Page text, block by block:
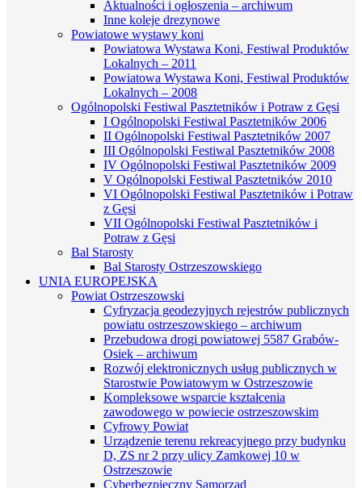
Aktualności i ogłoszenia – archiwum
Inne koleje drezynowe
Powiatowe wystawy koni
Powiatowa Wystawa Koni, Festiwal Produktów
Lokalnych – 2011
Powiatowa Wystawa Koni, Festiwal Produktów
Lokalnych – 2008
Ogólnopolski Festiwal Pasztetników i Potraw z Gęsi
I Ogólnopolski Festiwal Pasztetników 2006
II Ogólnopolski Festiwal Pasztetników 2007
III Ogólnopolski Festiwal Pasztetników 2008
IV Ogólnopolski Festiwal Pasztetników 2009
V Ogólnopolski Festiwal Pasztetników 2010
VI Ogólnopolski Festiwal Pasztetników i Potraw
z Gęsi
VII Ogólnopolski Festiwal Pasztetników i
Potraw z Gęsi
Bal Starosty
Bal Starosty Ostrzeszowskiego
UNIA EUROPEJSKA
Powiat Ostrzeszowski
Cyfryzacja geodezyjnych rejestrów publicznych
powiatu ostrzeszowskiego – archiwum
Przebudowa drogi powiatowej 5587 Grabów-
Osiek – archiwum
Rozwój elektronicznych usług publicznych w
Starostwie Powiatowym w Ostrzeszowie
Kompleksowe wsparcie kształcenia
zawodowego w powiecie ostrzeszowskim
Cyfrowy Powiat
Urządzenie terenu rekreacyjnego przy budynku
D, ZS nr 2 przy ulicy Zamkowej 10 w
Ostrzeszowie
Cyberbezpieczny Samorząd